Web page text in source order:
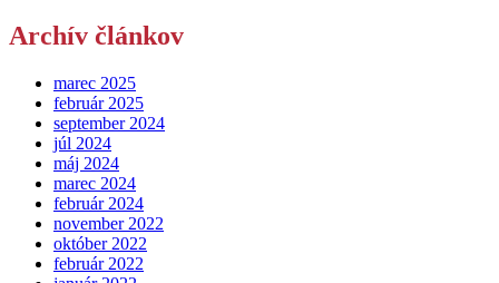
Archív článkov
marec 2025
február 2025
september 2024
júl 2024
máj 2024
marec 2024
február 2024
november 2022
október 2022
február 2022